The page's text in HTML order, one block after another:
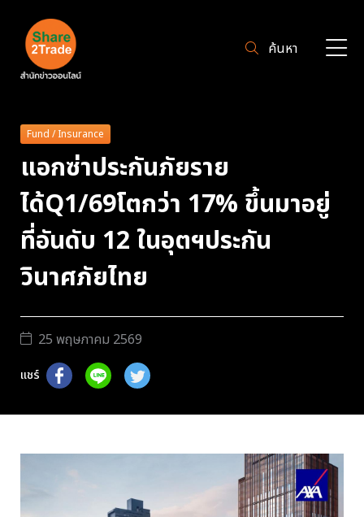
ค้นหา
Fund / Insurance
แอกซ่าประกันภัยราย
ได้Q1/69โตกว่า 17% ขึ้นมาอยู่
ที่อันดับ 12 ในอุตฯประกัน
วินาศภัยไทย
25 พฤษภาคม 2569
แชร์